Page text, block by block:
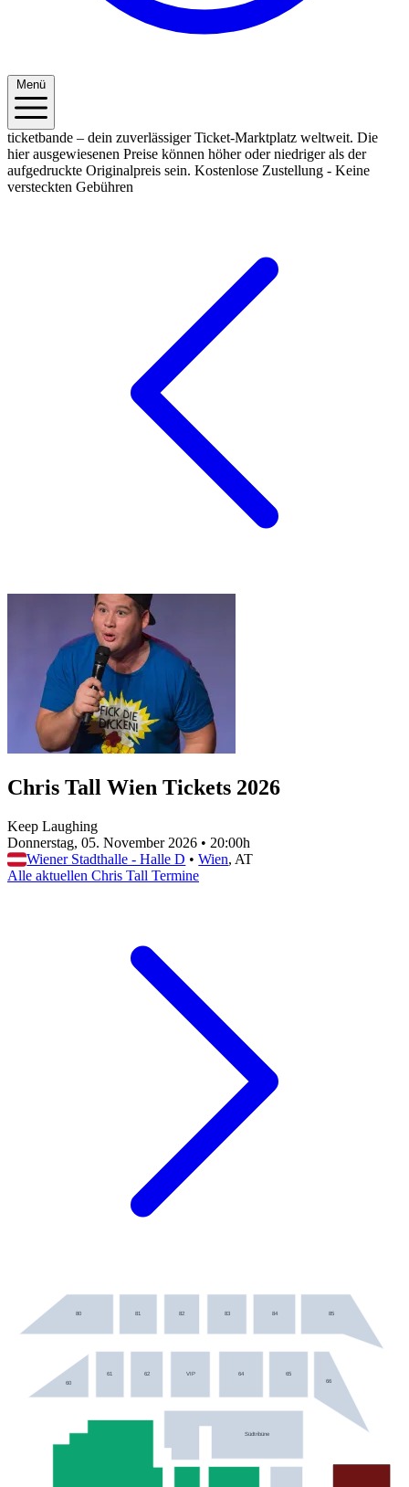
Menü
ticketbande – dein zuverlässiger Ticket-Marktplatz weltweit. Die
hier ausgewiesenen Preise können höher oder niedriger als der
aufgedruckte Originalpreis sein. Kostenlose Zustellung - Keine
versteckten Gebühren
Chris Tall Wien Tickets 2026
Keep Laughing
Donnerstag, 05. November 2026 • 20:00h
Wiener Stadthalle - Halle D • Wien, AT
Alle aktuellen Chris Tall Termine
85
84
83
82
81
80
66
65
64
VIP
62
61
60
Südtribüne